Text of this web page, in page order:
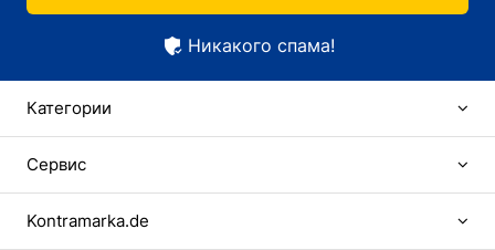
Никакого спама!
Категории
Сервис
Kontramarka.de